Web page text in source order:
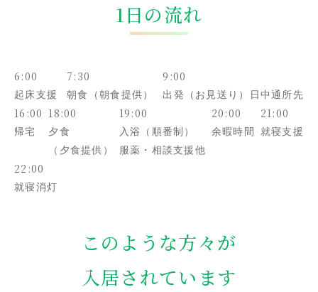
1日の流れ
6:00
起床支援
7:30
朝食 （朝食提供）
9:00
出発 （お見送り） 日中通所先
16:00
帰宅
18:00
夕食
（夕食提供）
19:00
入浴（順番制）
服薬・ 相談支援他
20:00
余暇時間
21:00
就寝支援
22:00
就寝消灯
このような方々が
入居されています